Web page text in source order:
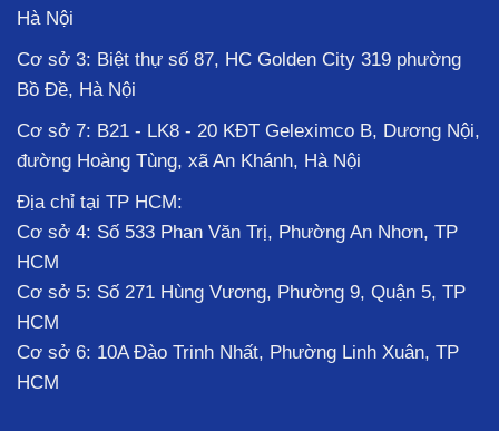
Hà Nội
Cơ sở 3: Biệt thự số 87, HC Golden City 319 phường
Bồ Đề, Hà Nội
Cơ sở 7: B21 - LK8 - 20 KĐT Geleximco B, Dương Nội,
đường Hoàng Tùng, xã An Khánh, Hà Nội
Địa chỉ tại TP HCM:
Cơ sở 4: Số 533 Phan Văn Trị, Phường An Nhơn, TP
HCM
Cơ sở 5: Số 271 Hùng Vương, Phường 9, Quận 5, TP
HCM
Cơ sở 6: 10A Đào Trinh Nhất, Phường Linh Xuân, TP
HCM